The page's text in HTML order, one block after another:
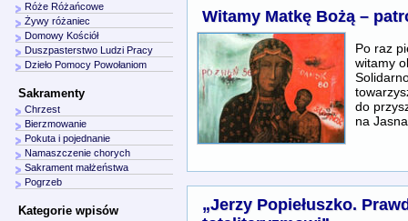
Witamy Matkę Bożą –
Po raz
witamy
do
na
„Jerzy Popiełuszko.
Róże Różańcowe
Żywy różaniec
Domowy Kościół
Duszpasterstwo Ludzi Pracy
Dzieło Pomocy Powołaniom
Sakramenty
Chrzest
Bierzmowanie
Pokuta i pojednanie
Namaszczenie chorych
Sakrament małżeństwa
Pogrzeb
Kategorie wpisów